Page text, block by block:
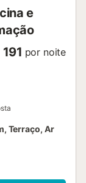
e
por noite
Terraço, Ar